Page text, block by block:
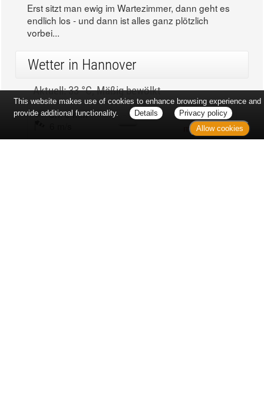
Erst sitzt man ewig im Wartezimmer, dann geht es
endlich los - und dann ist alles ganz plötzlich
vorbei...
Wetter in Hannover
Aktuell: 33 °C,Mäßig bewölkt
3h: 0 mm
min: 32 °C
max: 33 °C
This website makes use of cookies to enhance browsing experience and
provide additional functionality.
Details
Privacy policy
Allow cookies